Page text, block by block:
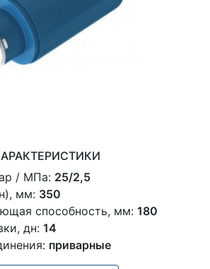
/ МПа: 25/2,5
мм: 350
способность, мм: 180
дн: 14
приварные